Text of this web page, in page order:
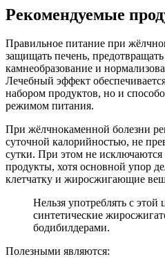
Рекомендуемые
Правильное питание при
защищать печень,
камнеобразование и
Лечебный эффект
набором продуктов, но и
режимом питания.
При жёлчнокаменной болезни
суточной калорийностью, не
сутки. При этом не
продукты, хотя основной упор
клетчатку и жиросжигающие
Нельзя употреблять с
синтетические
бодибилдерами.
Полезными являются: